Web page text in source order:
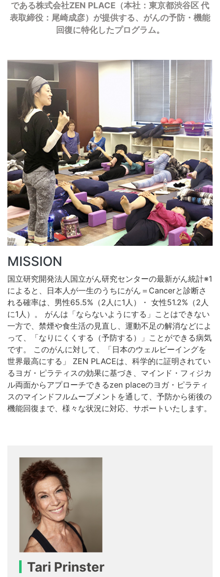
である株式会社ZEN PLACE（本社：東京都渋谷区 代
表取締役：尾崎成彦）が提供する、がんの予防・機能
回復に特化したプログラム。
MISSION
国立研究開発法人国立がん研究センターの最新がん統計※1
によると、日本人が一生のうちにがん＝Cancerと診断さ
れる確率は、男性65.5%（2人に1人）・ 女性51.2%（2人
に1人）。
がんは「ならないようにする」ことはできない
一方で、禁煙や食生活の見直し、 運動不足の解消などによ
って、「なりにくくする（予防する）」ことができる病気
です。
このがんに対して、「日本のウェルビーイングを
世界最高にする」 ZEN PLACEは、科学的に証明されてい
るヨガ・ピラティスの効果に基づき、マインド・フィジカ
ル両面からアプローチできるzen placeのヨガ・ピラティ
スのマインドフルムーブメントを通して、予防から術後の
機能回復まで、様々な状況に対応、サポートいたします。
Tari Prinster